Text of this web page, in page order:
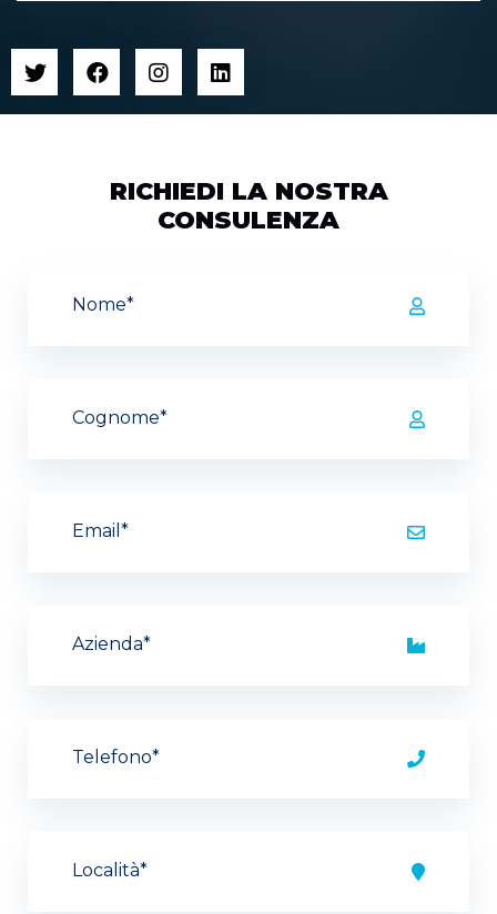
RICHIEDI LA NOSTRA
CONSULENZA